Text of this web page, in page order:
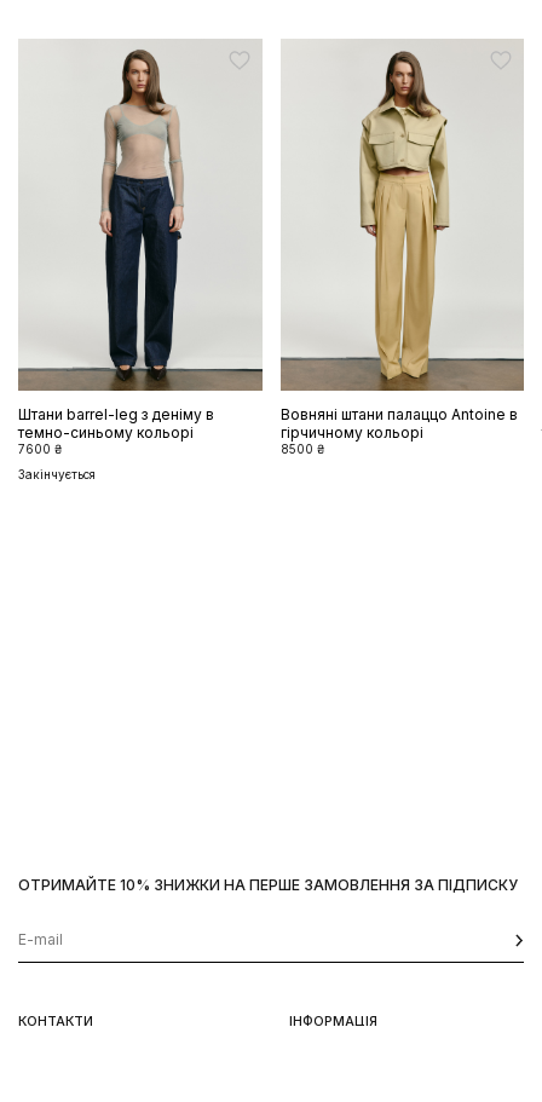
Штани barrel-leg з деніму в
темно-синьому кольорі
7600 ₴
Закінчується
Вовняні штани палаццо Antoine в
гірчичному кольорі
8500 ₴
КОНТАКТИ ІНФОРМАЦІЯ
ОТРИМАЙТЕ 10% ЗНИЖКИ НА ПЕРШЕ ЗАМОВЛЕННЯ ЗА ПІДПИСКУ